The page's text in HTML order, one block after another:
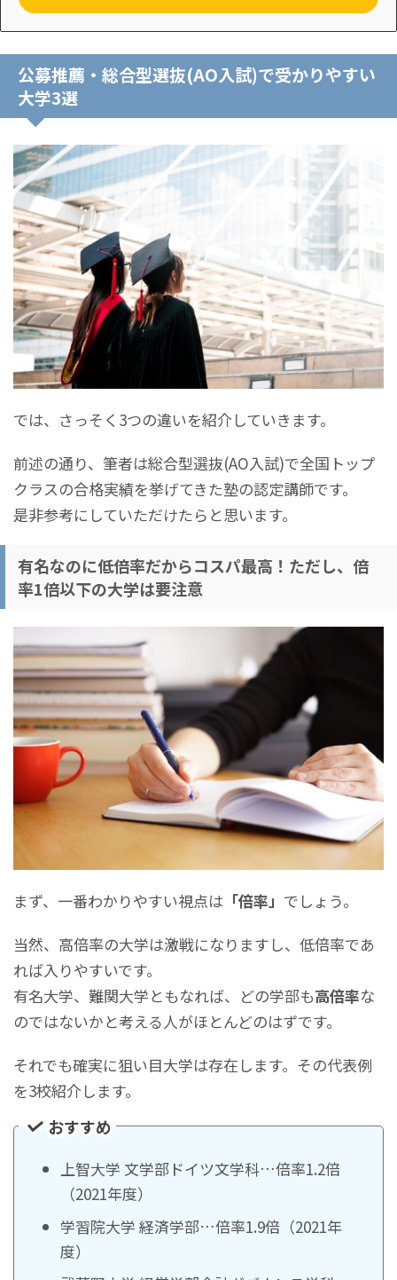
公募推薦・総合型選抜(AO入試)で受かりやすい
大学3選
では、さっそく3つの違いを紹介していきます。
前述の通り、筆者は総合型選抜(AO入試)で全国トップ
クラスの合格実績を挙げてきた塾の認定講師です。
是非参考にしていただけたらと思います。
有名なのに低倍率だからコスパ最高！ただし、倍
率1倍以下の大学は要注意
まず、一番わかりやすい視点は 「倍率」 でしょう。
当然、高倍率の大学は激戦になりますし、低倍率であ
れば入りやすいです。
有名大学、難関大学ともなれば、どの学部も高倍率な
のではないかと考える人がほとんどのはずです。
それでも確実に狙い目大学は存在します。その代表例
を3校紹介します。
おすすめ
上智大学 文学部ドイツ文学科…倍率1.2倍
（2021年度）
学習院大学 経済学部…倍率1.9倍（2021年
度）